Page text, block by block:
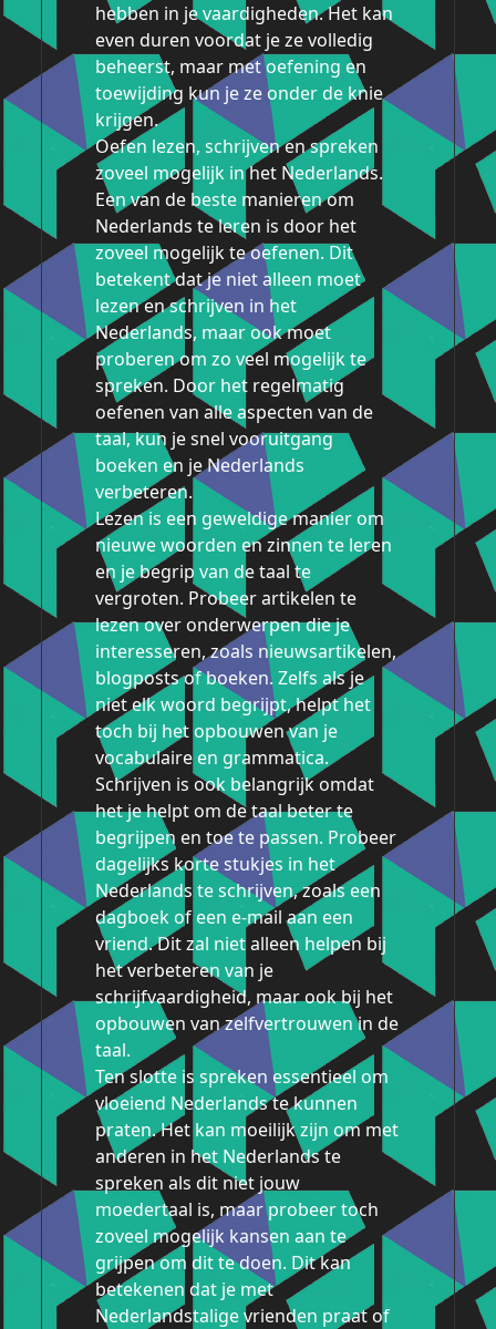
hebben in je vaardigheden. Het kan
even duren voordat je ze volledig
beheerst, maar met oefening en
toewijding kun je ze onder de knie
krijgen.
Oefen lezen, schrijven en spreken
zoveel mogelijk in het Nederlands.
Een van de beste manieren om
Nederlands te leren is door het
zoveel mogelijk te oefenen. Dit
betekent dat je niet alleen moet
lezen en schrijven in het
Nederlands, maar ook moet
proberen om zo veel mogelijk te
spreken. Door het regelmatig
oefenen van alle aspecten van de
taal, kun je snel vooruitgang
boeken en je Nederlands
verbeteren.
Lezen is een geweldige manier om
nieuwe woorden en zinnen te leren
en je begrip van de taal te
vergroten. Probeer artikelen te
lezen over onderwerpen die je
interesseren, zoals nieuwsartikelen,
blogposts of boeken. Zelfs als je
niet elk woord begrijpt, helpt het
toch bij het opbouwen van je
vocabulaire en grammatica.
Schrijven is ook belangrijk omdat
het je helpt om de taal beter te
begrijpen en toe te passen. Probeer
dagelijks korte stukjes in het
Nederlands te schrijven, zoals een
dagboek of een e-mail aan een
vriend. Dit zal niet alleen helpen bij
het verbeteren van je
schrijfvaardigheid, maar ook bij het
opbouwen van zelfvertrouwen in de
taal.
Ten slotte is spreken essentieel om
vloeiend Nederlands te kunnen
praten. Het kan moeilijk zijn om met
anderen in het Nederlands te
spreken als dit niet jouw
moedertaal is, maar probeer toch
zoveel mogelijk kansen aan te
grijpen om dit te doen. Dit kan
betekenen dat je met
Nederlandstalige vrienden praat of